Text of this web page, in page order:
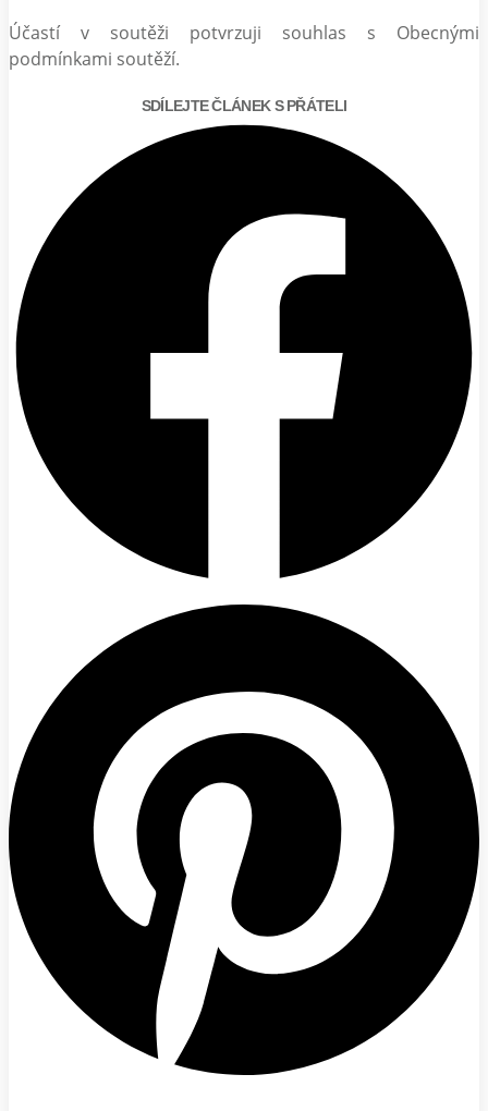
Účastí v soutěži potvrzuji souhlas s Obecnými
podmínkami soutěží.
SDÍLEJTE ČLÁNEK S PŘÁTELI